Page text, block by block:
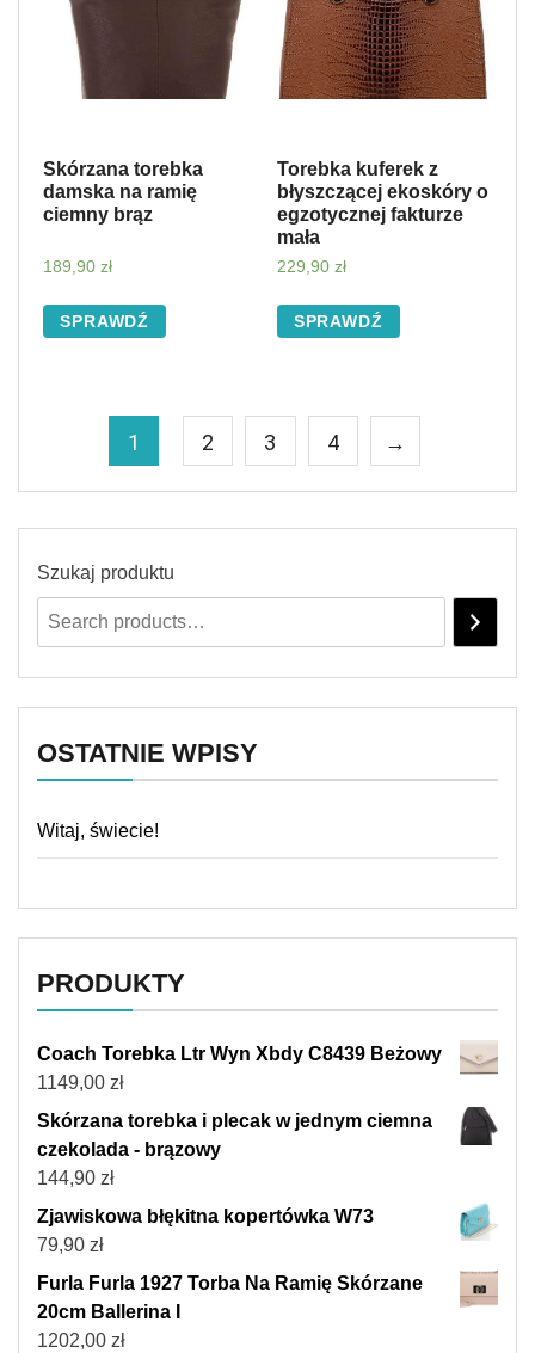
Skórzana torebka
damska na ramię
ciemny brąz
189,90 zł
SPRAWDŹ
Torebka kuferek z
błyszczącej ekoskóry o
egzotycznej fakturze
mała
229,90 zł
SPRAWDŹ
1 2 3 4 →
Szukaj produktu
OSTATNIE WPISY
Witaj, świecie!
PRODUKTY
Coach Torebka Ltr Wyn Xbdy C8439 Beżowy
1149,00 zł
Skórzana torebka i plecak w jednym ciemna
czekolada - brązowy
144,90 zł
Zjawiskowa błękitna kopertówka W73
79,90 zł
Furla Furla 1927 Torba Na Ramię Skórzane
20cm Ballerina I
1202,00 zł